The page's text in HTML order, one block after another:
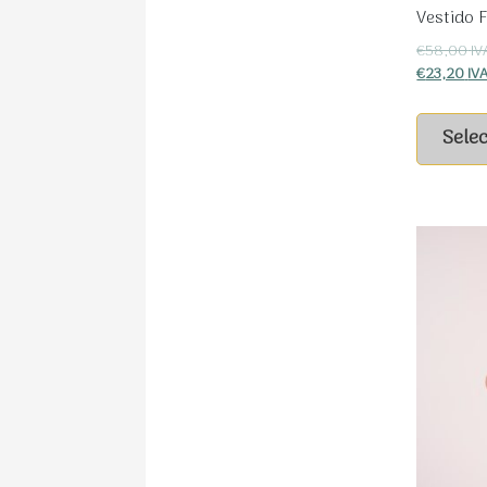
Vestido
€58,00
€23,20